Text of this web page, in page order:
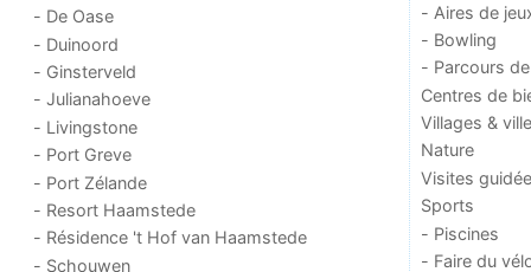
- De Oase
- Duinoord
- Ginsterveld
- Julianahoeve
- Livingstone
- Port Greve
- Port Zélande
- Resort Haamstede
- Résidence 't Hof van Haamstede
- Schouwen
- Aires de
- Bowling
- Parcours
Centres de
Villages &
Nature
Visites
Sports
- Piscines
- Faire du